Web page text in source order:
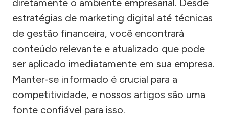
diretamente o ambiente empresarial. Desde
estratégias de marketing digital até técnicas
de gestão financeira, você encontrará
conteúdo relevante e atualizado que pode
ser aplicado imediatamente em sua empresa.
Manter-se informado é crucial para a
competitividade, e nossos artigos são uma
fonte confiável para isso.